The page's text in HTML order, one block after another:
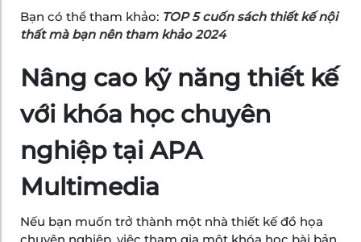
Bạn có thể tham khảo: TOP 5 cuốn sách thiết kế nội
thất mà bạn nên tham khảo 2024
Nâng cao kỹ năng thiết kế
với khóa học chuyên
nghiệp tại APA
Multimedia
Nếu bạn muốn trở thành một nhà thiết kế đồ họa